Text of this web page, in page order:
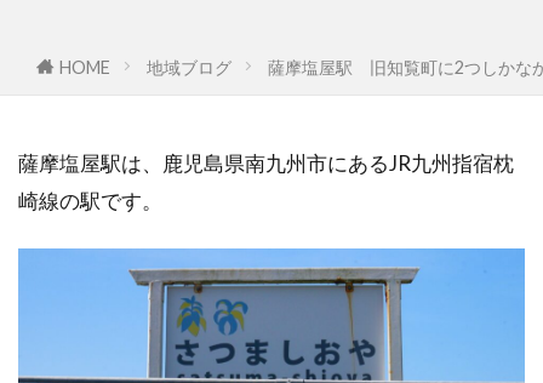
HOME 地域ブログ 薩摩塩屋駅 旧知覧町に2つしかな
薩摩塩屋駅は、鹿児島県南九州市にあるJR九州指宿枕
崎線の駅です。